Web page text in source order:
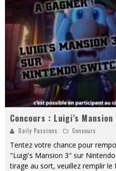
Concours : Luigi’s
Daily Passions Concours
Tentez votre chance pour
"Luigi's Mansion 3" sur
tirage au sort, veuillez remplir le